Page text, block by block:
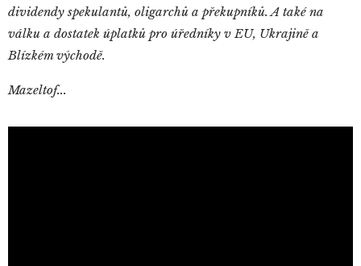
dividendy spekulantů, oligarchů a překupníků. A také na
válku a dostatek úplatků pro úředníky v EU, Ukrajině a
Blízkém východě.
Mazeltof...